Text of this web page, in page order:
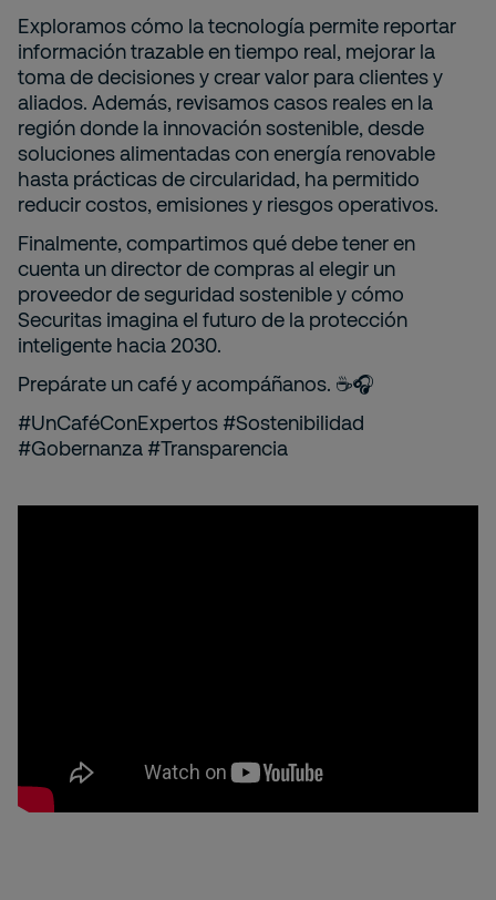
Exploramos cómo la tecnología permite reportar
información trazable en tiempo real, mejorar la
toma de decisiones y crear valor para clientes y
aliados. Además, revisamos casos reales en la
región donde la innovación sostenible, desde
soluciones alimentadas con energía renovable
hasta prácticas de circularidad, ha permitido
reducir costos, emisiones y riesgos operativos.
Finalmente, compartimos qué debe tener en
cuenta un director de compras al elegir un
proveedor de seguridad sostenible y cómo
Securitas imagina el futuro de la protección
inteligente hacia 2030.
Prepárate un café y acompáñanos. ☕🎧
#UnCaféConExpertos #Sostenibilidad
#Gobernanza #Transparencia